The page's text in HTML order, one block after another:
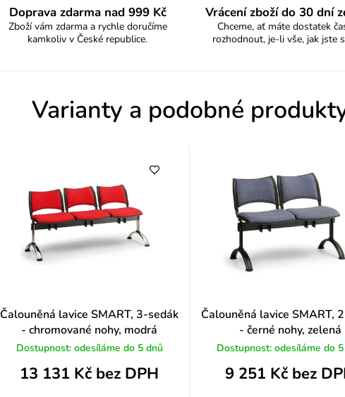
s
h
o
d
n
c
e
n
í
Doprava zdarma nad 999 Kč
Zboží vám zdarma a rychle doručíme
kamkoliv v České republice.
Vrácení zboží do 30 dní
Chceme, ať máte dostatek
rozhodnout, je-li vše, jak jste
Varianty a podobné
Čalouněná lavice SMART, 3-sedák
- chromované nohy, modrá
Dostupnost: odesíláme do 5 dnů
13 131 Kč bez DPH
Čalouněná lavice SMART,
- černé nohy, zelená
Dostupnost: odesíláme do
9 251 Kč bez